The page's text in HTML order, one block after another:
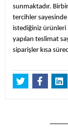
sunmaktadır.
tercihler
istediğiniz ürünleri
yapılan teslimat
siparişler kısa